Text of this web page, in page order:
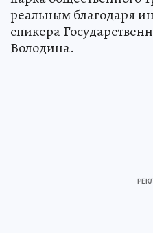
реальным благодаря
спикера
Володина.